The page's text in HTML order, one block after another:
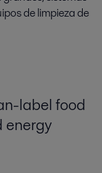
de limpieza de
label food
energy